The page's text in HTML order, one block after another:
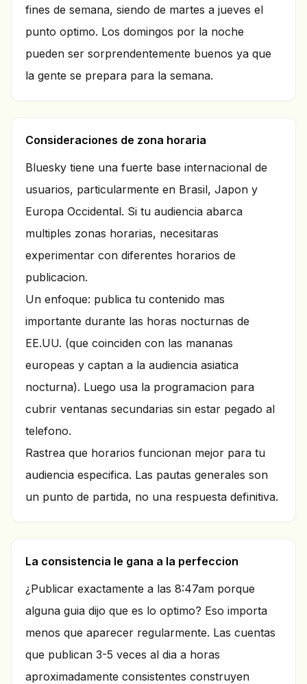
fines de semana, siendo de martes a jueves el
punto optimo. Los domingos por la noche
pueden ser sorprendentemente buenos ya que
la gente se prepara para la semana.
Consideraciones de zona horaria
Bluesky tiene una fuerte base internacional de
usuarios, particularmente en Brasil, Japon y
Europa Occidental. Si tu audiencia abarca
multiples zonas horarias, necesitaras
experimentar con diferentes horarios de
publicacion.
Un enfoque: publica tu contenido mas
importante durante las horas nocturnas de
EE.UU. (que coinciden con las mananas
europeas y captan a la audiencia asiatica
nocturna). Luego usa la programacion para
cubrir ventanas secundarias sin estar pegado al
telefono.
Rastrea que horarios funcionan mejor para tu
audiencia especifica. Las pautas generales son
un punto de partida, no una respuesta definitiva.
La consistencia le gana a la perfeccion
¿Publicar exactamente a las 8:47am porque
alguna guia dijo que es lo optimo? Eso importa
menos que aparecer regularmente. Las cuentas
que publican 3-5 veces al dia a horas
aproximadamente consistentes construyen